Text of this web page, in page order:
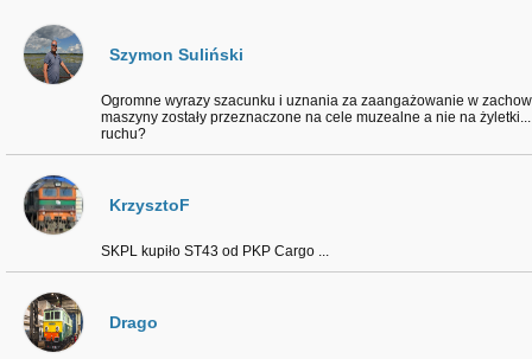
Szymon Suliński
Ogromne wyrazy szacunku i uznania za zaangażowanie w
maszyny zostały przeznaczone na cele muzealne a nie na
ruchu?
KrzysztoF
SKPL kupiło ST43 od PKP Cargo ...
Drago